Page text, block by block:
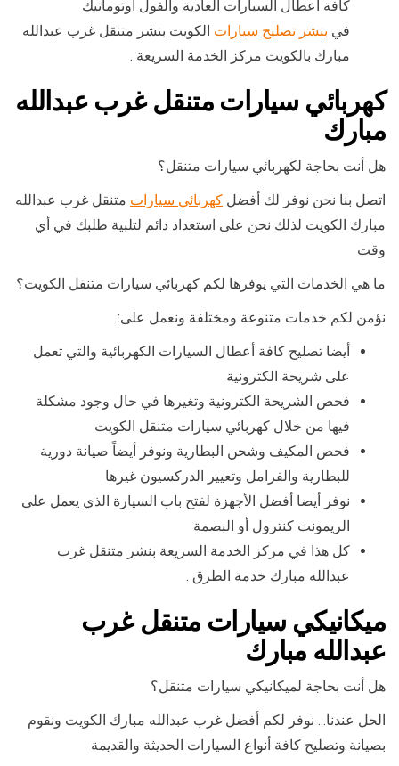
كافة أعطال السيارات العادية والفول أوتوماتيك
في بنشر تصليح سيارات الكويت بنشر متنقل غرب عبدالله
مبارك بالكويت مركز الخدمة السريعة .
كهربائي سيارات متنقل غرب عبدالله
مبارك
هل أنت بحاجة لكهربائي سيارات متنقل؟
اتصل بنا نحن نوفر لك أفضل كهربائي سيارات متنقل غرب عبدالله
مبارك الكويت لذلك نحن على استعداد دائم لتلبية طلبك في أي
وقت
ما هي الخدمات التي يوفرها لكم كهربائي سيارات متنقل الكويت؟
نؤمن لكم خدمات متنوعة ومختلفة ونعمل على:
أيضا تصليح كافة أعطال السيارات الكهربائية والتي تعمل
على شريحة الكترونية
فحص الشريحة الكترونية وتغيرها في حال وجود مشكلة
فيها من خلال كهربائي سيارات متنقل الكويت
فحص المكيف وشحن البطارية ونوفر أيضاً صيانة دورية
للبطارية والفرامل وتعيير الدركسيون غيرها
نوفر أيضا أفضل الأجهزة لفتح باب السيارة الذي يعمل على
الريمونت كنترول أو البصمة
كل هذا في مركز الخدمة السريعة بنشر متنقل غرب
عبدالله مبارك خدمة الطرق .
ميكانيكي سيارات متنقل غرب
عبدالله مبارك
هل أنت بحاجة لميكانيكي سيارات متنقل؟
الحل عندنا… نوفر لكم أفضل غرب عبدالله مبارك الكويت ونقوم
بصيانة وتصليح كافة أنواع السيارات الحديثة والقديمة